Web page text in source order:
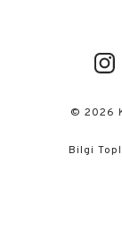
© 2026
Bilgi